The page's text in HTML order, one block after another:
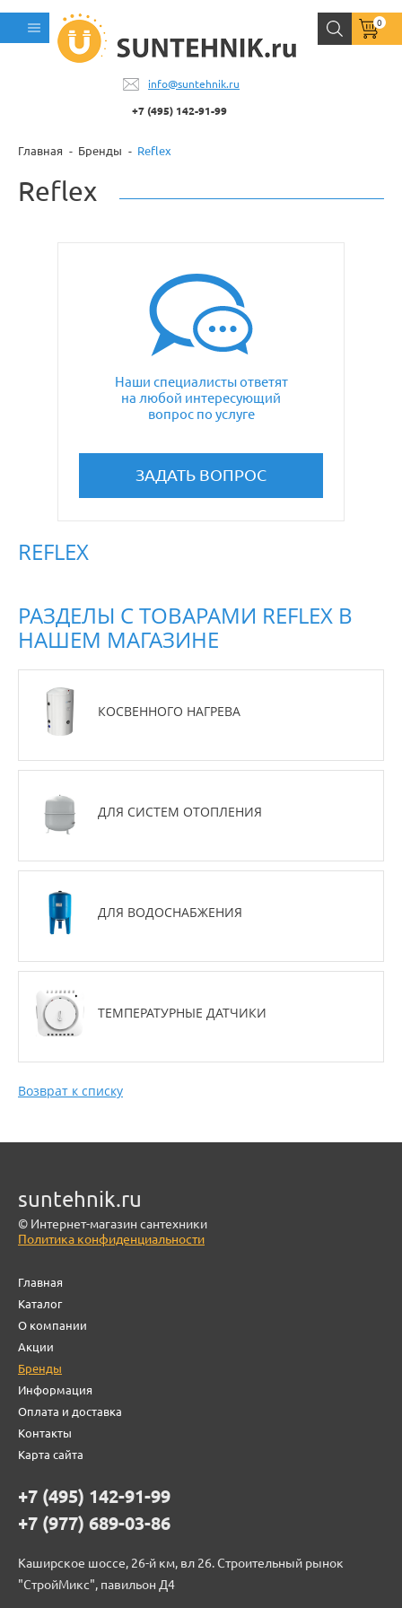
info@suntehnik.ru
+7 (495) 142-91-99
0
Главная Бренды Reflex
Reflex
Наши специалисты ответят
на любой интересующий
вопрос по услуге
ЗАДАТЬ ВОПРОС
REFLEX
РАЗДЕЛЫ С ТОВАРАМИ REFLEX В
НАШЕМ МАГАЗИНЕ
КОСВЕННОГО НАГРЕВА
ДЛЯ СИСТЕМ ОТОПЛЕНИЯ
ДЛЯ ВОДОСНАБЖЕНИЯ
ТЕМПЕРАТУРНЫЕ ДАТЧИКИ
Возврат к списку
suntehnik.ru
© Интернет-магазин сантехники
Политика конфиденциальности
Главная
Каталог
О компании
Акции
Бренды
Информация
Оплата и доставка
Контакты
Карта сайта
+7 (495) 142-91-99
+7 (977) 689-03-86
Каширское шоссе, 26-й км, вл 26. Строительный рынок
"СтройМикс", павильон Д4